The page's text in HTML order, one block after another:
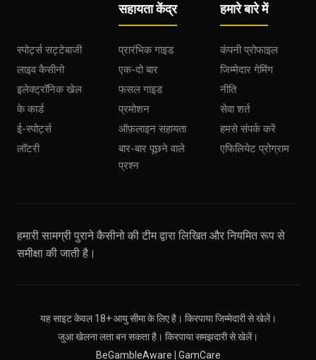
स्पोर्ट्स सट्टेबाजी
लाइव कैसीनो
इलेक्ट्रॉनिक खेल
के कार्ड
ई-स्पोर्ट्स
लॉटरी
सहायता केंद्र
प्रारंभिक गाइड
एक-दो बार
फसल गाइड
प्रमोशन
ऑफ़लाइन सहायता
बार-बार पूछने वाले
प्रश्न
हमारे बारे में
कंपनी प्रोफाइल
जिम्मेदार गेमिंग
नीति
सेवा शर्त
हमसे संपर्क करें
एफिलियेट प्रोग्राम
हमारी सामग्री पुराने कैसीनो की टीम द्वारा लिखित और नियमित रूप से
समीक्षा की जाती है।
यह साइट केवल 18+ आयु सीमा के लिए है। किरपाया जिम्मेदारी से खेलें।
जुआ खेलना लता बन सकता है। किरपाया समझदारी से खेलें।
BeGambleAware | GamCare